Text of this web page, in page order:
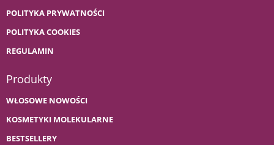
POLITYKA PRYWATNOŚCI
POLITYKA COOKIES
REGULAMIN
Produkty
WŁOSOWE NOWOŚCI
KOSMETYKI MOLEKULARNE
BESTSELLERY